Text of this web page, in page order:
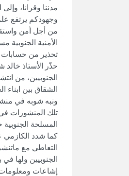
مدننا وقرانا،
وجهودكم يرتفع
من أجل أمن
الأمنية
تحذير من حسابات
حذّر الأستاذ خالد
الجنوبيين، من
الشقاق بين ابناء
ونبه شوبه في
تلك المنشورات
المسلحة
كما شدد الكازمي
التعاطي مع
الجنوبيين ولها
إشاعات